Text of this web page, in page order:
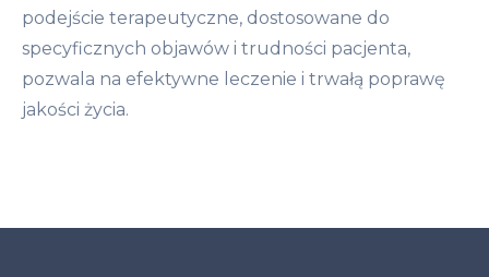
podejście terapeutyczne, dostosowane do
specyficznych objawów i trudności pacjenta,
pozwala na efektywne leczenie i trwałą poprawę
jakości życia.